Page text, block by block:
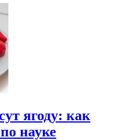
ягоду: как
науке